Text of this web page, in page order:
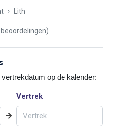
Lith
op de kalender:
Vertrek